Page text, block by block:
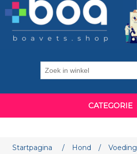
CATEGORIE
Startpagina / Hond / Voeding